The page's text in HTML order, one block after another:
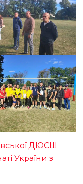
ДЮСШ
України з